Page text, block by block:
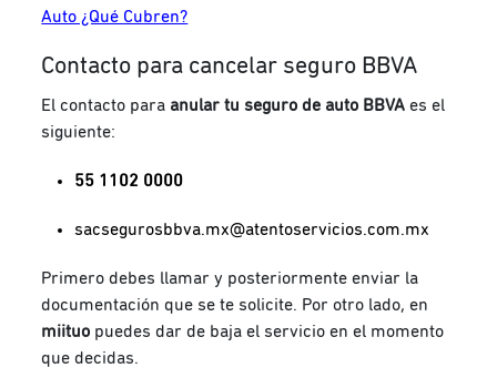
Auto ¿Qué Cubren?
Contacto para cancelar seguro BBVA
El contacto para anular tu seguro de auto BBVA es el
siguiente:
55 1102 0000
sacsegurosbbva.mx@atentoservicios.com.mx
Primero debes llamar y posteriormente enviar la
documentación que se te solicite. Por otro lado, en
miituo puedes dar de baja el servicio en el momento
que decidas.